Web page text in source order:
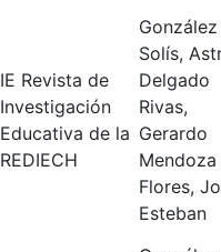
IE Revista de
Investigación
Educativa de la
REDIECH
González
Solís,
Delgado
Rivas,
Gerardo
Mendoza
Flores,
Esteban